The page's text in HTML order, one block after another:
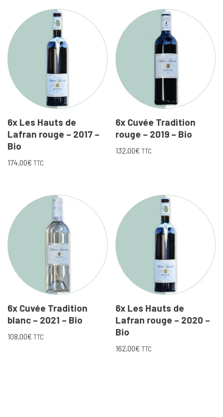
6x Les Hauts de
Lafran rouge – 2017 –
Bio
174,00€ TTC
6x Cuvée Tradition
rouge – 2019 – Bio
132,00€ TTC
6x Cuvée Tradition
blanc – 2021 – Bio
108,00€ TTC
6x Les Hauts de
Lafran rouge – 2020 –
Bio
162,00€ TTC